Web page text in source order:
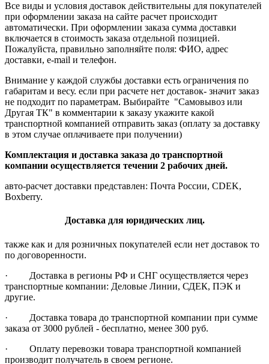
Все виды и условия доставок действительны для покупателей
при оформлении заказа на сайте расчет происходит
автоматически. При оформлении заказа сумма доставки
включается в стоимость заказа отдельной позицией.
Пожалуйста, правильно заполняйте поля: ФИО, адрес
доставки, e-mail и телефон.
Внимание у каждой службы доставки есть ограничения по
габаритам и весу. если при расчете нет доставок- значит заказ
не подходит по параметрам. Выбирайте "Самовывоз или
Другая ТК" в комментарии к заказу укажите какой
транспортной компанией отправить заказ (оплату за доставку
в этом случае оплачиваете при получении)
Комплектация и доставка заказа до транспортной
компании осуществляется течении 2 рабочих дней.
авто-расчет доставки представлен: Почта России, CDEK,
Boxberry.
Доставка для юридических лиц.
также как и для розничных покупателей если нет доставок то
по договоренности.
· Доставка в регионы РФ и СНГ осуществляется через
транспортные компании: Деловые Линии, СДЕК, ПЭК и
другие.
· Доставка товара до транспортной компании при сумме
заказа от 3000 рублей - бесплатно, менее 300 руб.
· Оплату перевозки товара транспортной компанией
производит получатель в своем регионе.